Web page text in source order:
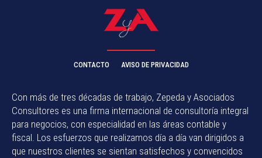
CONTACTO AVISO DE PRIVACIDAD
Con más de tres décadas de trabajo, Zepeda y Asociados
Consultores es una firma internacional de consultoría integral
para negocios, con especialidad en las áreas contable y
fiscal. Los esfuerzos que realizamos día a día van dirigidos a
que nuestros clientes se sientan satisfechos y convencidos